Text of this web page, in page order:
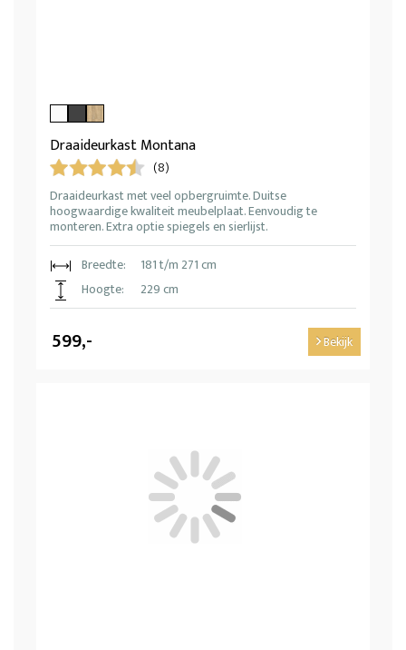
Draaideurkast Montana
(8)
Draaideurkast met veel opbergruimte. Duitse
hoogwaardige kwaliteit meubelplaat. Eenvoudig te
monteren. Extra optie spiegels en sierlijst.
Breedte:
181 t/m 271 cm
Hoogte:
229 cm
599,- Bekijk